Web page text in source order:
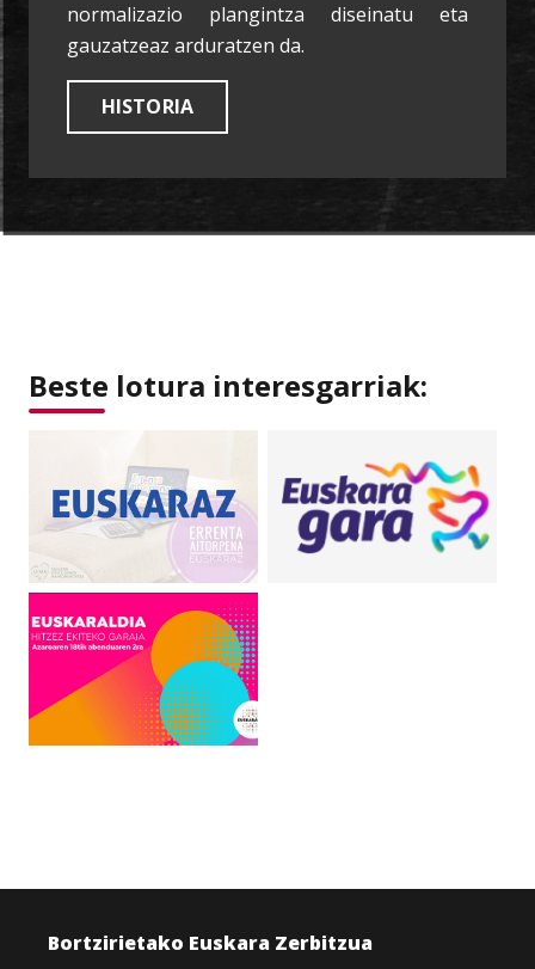
normalizazio plangintza diseinatu eta
gauzatzeaz arduratzen da.
HISTORIA
Beste lotura interesgarriak:
Bortzirietako Euskara Zerbitzua